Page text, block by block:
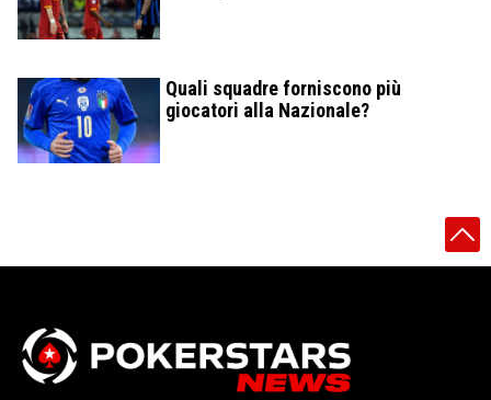
Quali squadre forniscono più
giocatori alla Nazionale?